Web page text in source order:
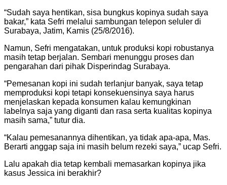
“Sudah saya hentikan, sisa bungkus kopinya sudah saya
bakar,” kata Sefri melalui sambungan telepon seluler di
Surabaya, Jatim, Kamis (25/8/2016).
Namun, Sefri mengatakan, untuk produksi kopi robustanya
masih tetap berjalan. Sembari menunggu proses dan
pengarahan dari pihak Disperindag Surabaya.
“Pemesanan kopi ini sudah terlanjur banyak, saya tetap
memproduksi kopi tetapi konsekuensinya saya harus
menjelaskan kepada konsumen kalau kemungkinan
labelnya saja yang diganti dan rasa serta kualitas kopinya
masih sama,” tutur dia.
“Kalau pemesanannya dihentikan, ya tidak apa-apa, Mas.
Berarti anggap saja ini masih belum rezeki saya,” ucap Sefri.
Lalu apakah dia tetap kembali memasarkan kopinya jika
kasus Jessica ini berakhir?